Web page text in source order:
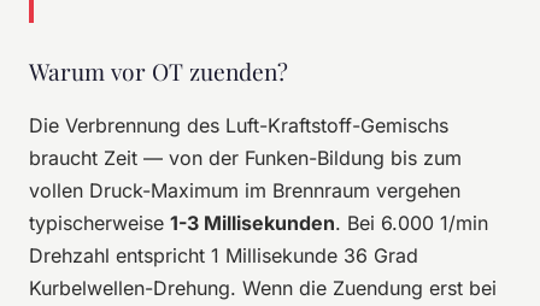
Warum vor OT zuenden?
Die Verbrennung des Luft-Kraftstoff-Gemischs
braucht Zeit — von der Funken-Bildung bis zum
vollen Druck-Maximum im Brennraum vergehen
typischerweise 1-3 Millisekunden. Bei 6.000 1/min
Drehzahl entspricht 1 Millisekunde 36 Grad
Kurbelwellen-Drehung. Wenn die Zuendung erst bei